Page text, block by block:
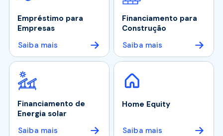
Empréstimo para
Empresas
Saiba mais
Financiamento para
Construção
Saiba mais
Financiamento de
Energia solar
Saiba mais
Home Equity
Saiba mais